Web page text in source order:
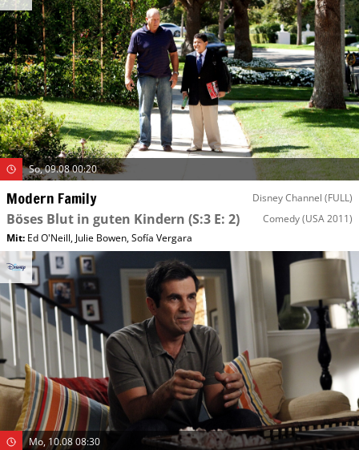
So, 09.08 00:20
Modern Family Disney Channel (FULL)
Böses Blut in guten Kindern (S:3 E: 2) Comedy(USA 2011)
Mit: Ed O'Neill, Julie Bowen,Sofía Vergara
Mo, 10.08 08:30